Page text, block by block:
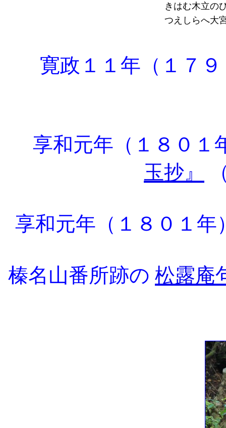
きはむ木立の
つえしらへ大
寛政１１年（１７
享和元年（１８０１
玉抄』
享和元年（１８０１
榛名山番所跡の 松露庵